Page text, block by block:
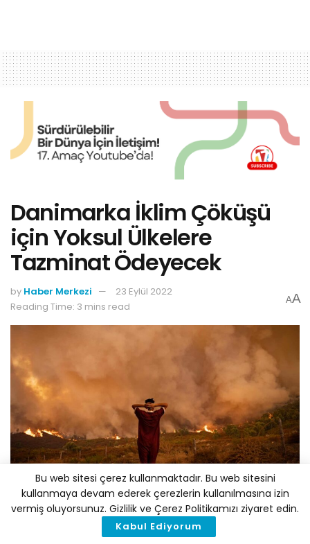
Danimarka İklim Çöküşü
için Yoksul Ülkelere
Tazminat Ödeyecek
by Haber Merkezi
23 Eylül 2022
Reading Time: 3 mins read
AA
Bu web sitesi çerez kullanmaktadır. Bu web sitesini
kullanmaya devam ederek çerezlerin kullanılmasına izin
vermiş oluyorsunuz. Gizlilik ve Çerez Politikamızı ziyaret edin.
Kabul Ediyorum